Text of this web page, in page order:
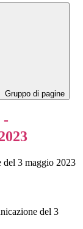
Gruppo di pagine
-
del 3 maggio 2023
del 3